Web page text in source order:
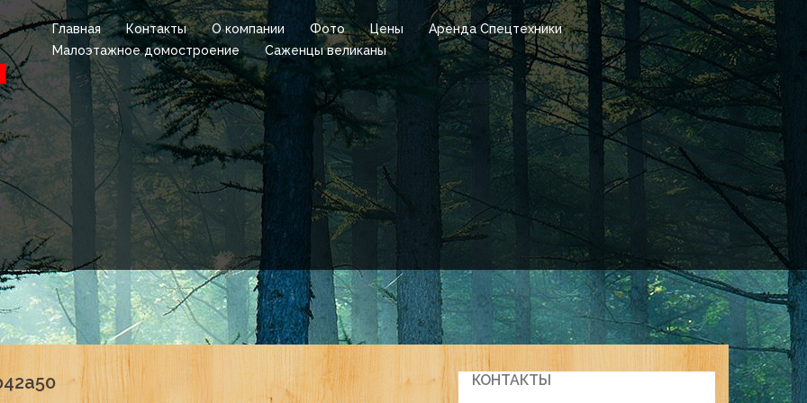
Главная Контакты О компании Фото Цены
Аренда Спецтехники
Малоэтажное домостроение
Саженцы великаны
КОНТАКТЫ